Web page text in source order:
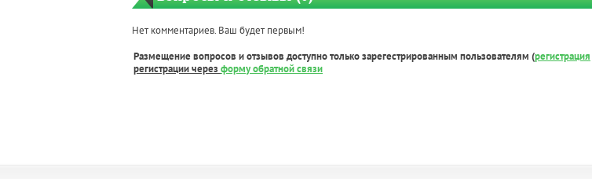
Нет комментариев. Ваш будет первым!
Размещение вопросов и отзывов доступно только зарегестрированным пользователям (регистрация
регистрации через форму обратной связи